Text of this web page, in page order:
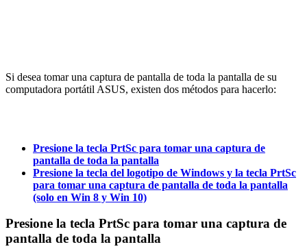
Si desea tomar una captura de pantalla de toda la pantalla de su
computadora portátil ASUS, existen dos métodos para hacerlo:
Presione la tecla PrtSc para tomar una captura de
pantalla de toda la pantalla
Presione la tecla del logotipo de Windows y la tecla PrtSc
para tomar una captura de pantalla de toda la pantalla
(solo en Win 8 y Win 10)
Presione la tecla PrtSc para tomar una captura de
pantalla de toda la pantalla